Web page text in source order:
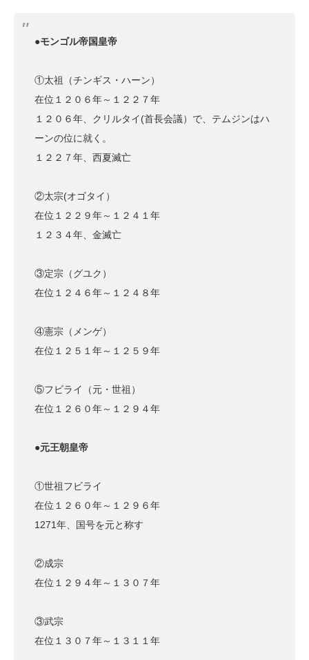
●モンゴル帝国皇帝
①太祖（チンギス・ハーン）
在位１２０６年～１２２７年
１２０６年、クリルタイ(首長会議）で、テムジンはハ
ーンの位に就く。
１２２７年、西夏滅亡
②太宗(オゴタイ）
在位１２２９年～１２４１年
１２３４年、金滅亡
③定宗（グユク）
在位１２４６年～１２４８年
④憲宗（メンゲ）
在位１２５１年～１２５９年
⑤フビライ（元・世祖）
在位１２６０年～１２９４年
●元王朝皇帝
①世祖フビライ
在位１２６０年～１２９６年
1271年、国号を元と称す
②成宗
在位１２９４年～１３０７年
③武宗
在位１３０７年～１３１１年